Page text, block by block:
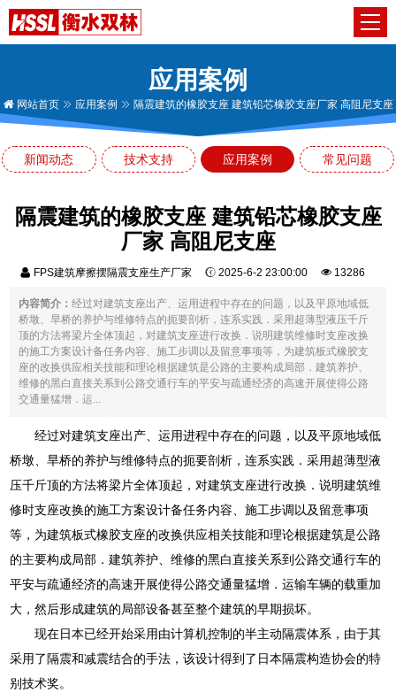
应用案例
网站首页 应用案例 隔震建筑的橡胶支座 建筑铅芯橡胶支座厂家 高阻尼支座
新闻动态 技术支持 应用案例 常见问题
隔震建筑的橡胶支座 建筑铅芯橡胶支座
厂家 高阻尼支座
FPS建筑摩擦摆隔震支座生产厂家 2025-6-2 23:00:00 13286
内容简介：经过对建筑支座出产、运用进程中存在的问题，以及平原地域低
桥墩、旱桥的养护与维修特点的扼要剖析，连系实践．采用超薄型液压千斤
顶的方法将梁片全体顶起，对建筑支座进行改换．说明建筑维修时支座改换
的施工方案设计备任务内容、施工步调以及留意事项等，为建筑板式橡胶支
座的改换供应相关技能和理论根据建筑是公路的主要构成局部．建筑养护、
维修的黑白直接关系到公路交通行车的平安与疏通经济的高速开展使得公路
交通量猛增．运...
经过对建筑支座出产、运用进程中存在的问题，以及平原地域低
桥墩、旱桥的养护与维修特点的扼要剖析，连系实践．采用超薄型液
压千斤顶的方法将梁片全体顶起，对建筑支座进行改换．说明建筑维
修时支座改换的施工方案设计备任务内容、施工步调以及留意事项
等，为建筑板式橡胶支座的改换供应相关技能和理论根据建筑是公路
的主要构成局部．建筑养护、维修的黑白直接关系到公路交通行车的
平安与疏通经济的高速开展使得公路交通量猛增．运输车辆的载重加
大，然后形成建筑的局部设备甚至整个建筑的早期损坏。
现在日本已经开始采用由计算机控制的半主动隔震体系，由于其
采用了隔震和减震结合的手法，该设计得到了日本隔震构造协会的特
别技术奖。